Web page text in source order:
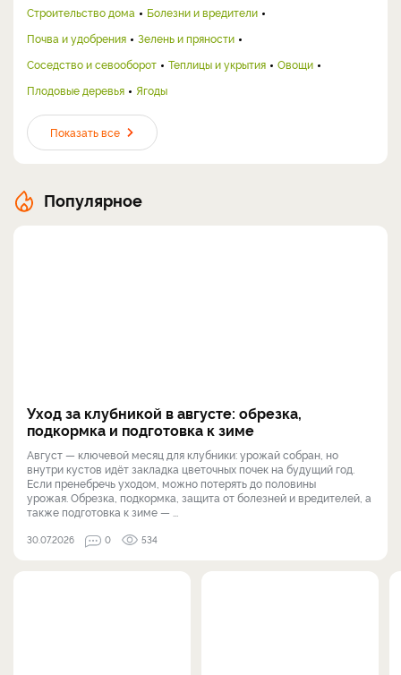
Строительство дома
Болезни и вредители
Почва и удобрения
Зелень и пряности
Соседство и севооборот
Теплицы и укрытия
Овощи
Плодовые деревья
Ягоды
Показать все
Популярное
Уход за клубникой в августе: обрезка,
подкормка и подготовка к зиме
Август — ключевой месяц для клубники: урожай собран, но
внутри кустов идёт закладка цветочных почек на будущий год.
Если пренебречь уходом, можно потерять до половины
урожая. Обрезка, подкормка, защита от болезней и вредителей, а
также подготовка к зиме — ...
30.07.2026 0 534